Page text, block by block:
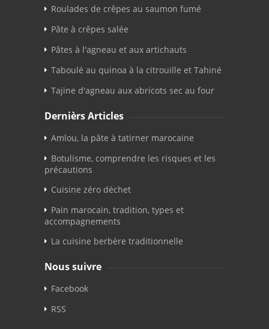
Roulades de crêpes au saumon fumé
Pâte à crêpes salée
Pâtes à l'agneau et aux artichauts
Taboulé au quinoa à la citrouille et Tahiné
Tajine d'agneau aux abricots sec au four
Dernièrs Articles
Amlou, la pâte à tatirner marocaine
Botulisme, comprendre les risques et les
précautions
Cuisine zéro déchet
Pain marocain, tradition, types et
accompagnements
La cuisine berbère traditionnelle
Nous suivre
Facebook
RSS